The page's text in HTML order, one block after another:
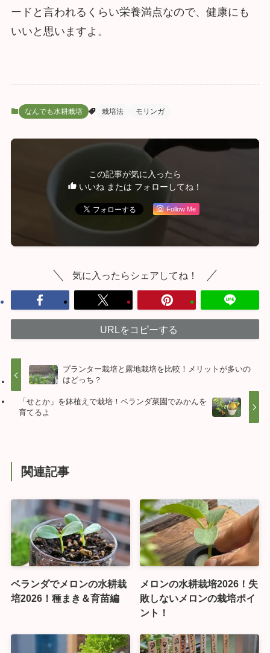
ードと言われるくらい栄養満点なので、健康にも
いいと思いますよ。
なんでも水耕栽培 栽培法 モリンガ
この記事が気に入ったら
いいね または フォローしてね！
Follow Me
気に入ったらシェアしてね！
URLをコピーする
プランター栽培と露地栽培を比較！メリットが多いの
はどっち？
「せとか」を鉢植えで栽培！ベランダ菜園でみかんを
育てるよ
関連記事
ベランダでメロンの水耕栽
培2026！種まき＆育苗編
メロンの水耕栽培2026！失
敗しないメロンの栽培ポイ
ント！